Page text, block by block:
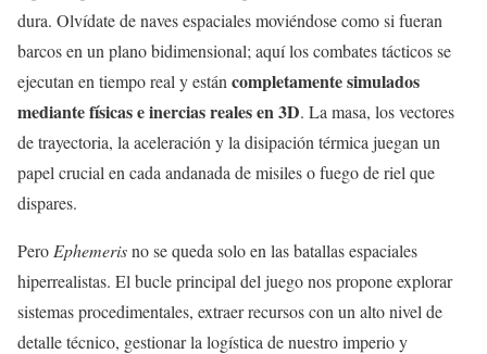
dura. Olvídate de naves espaciales moviéndose como si fueran
barcos en un plano bidimensional; aquí los combates tácticos se
ejecutan en tiempo real y están completamente simulados
mediante físicas e inercias reales en 3D. La masa, los vectores
de trayectoria, la aceleración y la disipación térmica juegan un
papel crucial en cada andanada de misiles o fuego de riel que
dispares.
Pero Ephemerisno se queda solo en las batallas espaciales
hiperrealistas. El bucle principal del juego nos propone explorar
sistemas procedimentales, extraer recursos con un alto nivel de
detalle técnico, gestionar la logística de nuestro imperio y